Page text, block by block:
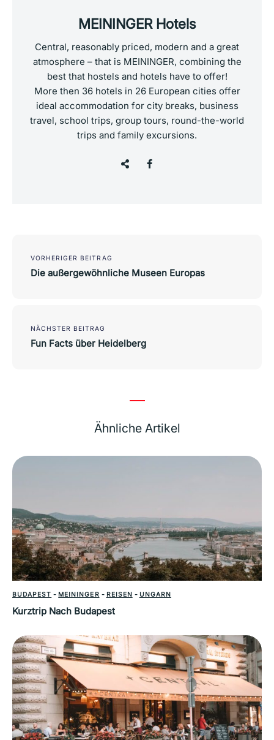
MEININGER Hotels
Central, reasonably priced, modern and a great
atmosphere – that is MEININGER, combining the
best that hostels and hotels have to offer!
More then 36 hotels in 26 European cities offer
ideal accommodation for city breaks, business
travel, school trips, group tours, round-the-world
trips and family excursions.
navigation
VORHERIGER BEITRAG
Die außergewöhnliche Museen Europas
NÄCHSTER BEITRAG
Fun Facts über Heidelberg
Ähnliche Artikel
BUDAPEST - MEININGER - REISEN - UNGARN
Kurztrip Nach Budapest